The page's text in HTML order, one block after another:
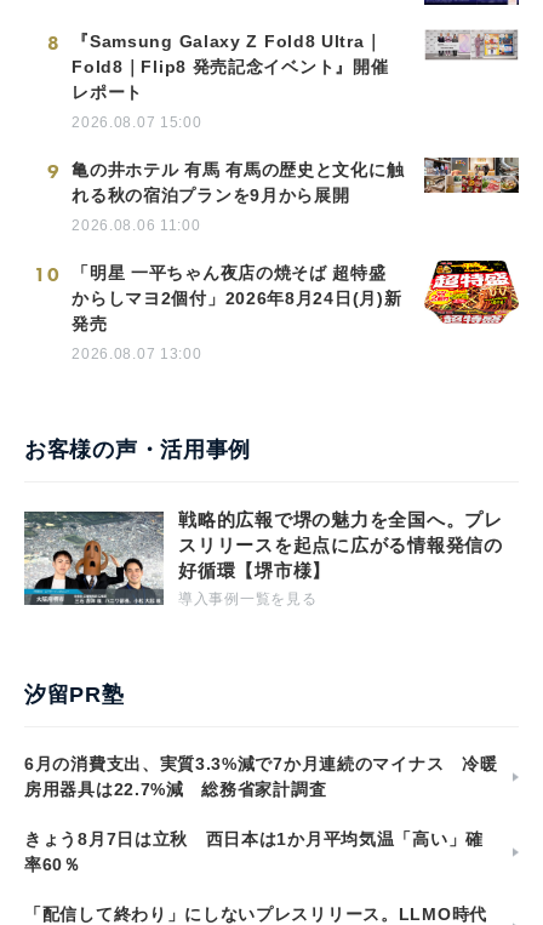
8
『Samsung Galaxy Z Fold8 Ultra｜
Fold8｜Flip8 発売記念イベント』開催
レポート
2026.08.07 15:00
9
亀の井ホテル 有馬 有馬の歴史と文化に触
れる秋の宿泊プランを9月から展開
2026.08.06 11:00
10
「明星 一平ちゃん夜店の焼そば 超特盛
からしマヨ2個付」2026年8月24日(月)新
発売
2026.08.07 13:00
お客様の声・活用事例
戦略的広報で堺の魅力を全国へ。プレ
スリリースを起点に広がる情報発信の
好循環【堺市様】
導入事例一覧を見る
汐留PR塾
6月の消費支出、実質3.3%減で7か月連続のマイナス 冷暖
房用器具は22.7%減 総務省家計調査
きょう8月7日は立秋 西日本は1か月平均気温「高い」確
率60％
「配信して終わり」にしないプレスリリース。LLMO時代